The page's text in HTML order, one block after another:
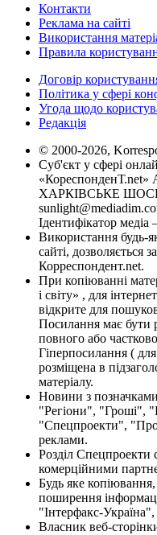
Контакти
Реклама на сайті
Використання
Правила
Договір
Політика у сфері
Угода щодо
Редакція
© 2000-2026,
Суб'єкт у сфері
«КореспонденТ.net»
ХАРКІВСЬКЕ ШОСЕ,
Ідентифікатор медіа
Використання будь-
сайті, дозволяється
Корреспондент.net.
При копіюванні
і світу» , для
відкрите для
Посилання має бути
повного або
Гіперпосилання (
розміщена в
матеріалу.
Новини з
"Регіони", "Гроші",
"Спецпроекти",
реклами.
Розділ Спецпроекти
комерційними
Будь яке
поширення
"Інтерфакс-
Власник веб-